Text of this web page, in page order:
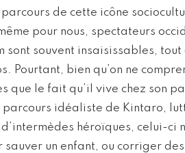
de cette icône
pour nous, spectateurs
sont souvent insaisissables,
Pourtant, bien qu’on ne
que le fait qu’il vive chez son
parcours idéaliste de Kintaro,
héroïques, celui-ci
sauver un enfant, ou corriger